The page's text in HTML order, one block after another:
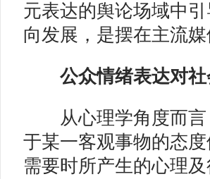
元表达的舆论场域中
向发展，是摆在主流
公众情绪表达对社
从心理学角度而言
于某一客观事物的态
需要时所产生的心理